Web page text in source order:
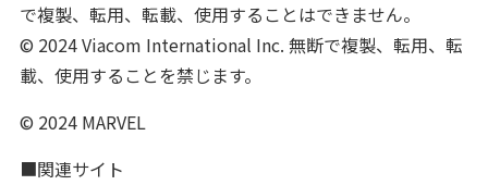
で複製、転用、転載、使用することはできません。
© 2024 Viacom International Inc. 無断で複製、転用、転
載、使用することを禁じます。
© 2024 MARVEL
■関連サイト